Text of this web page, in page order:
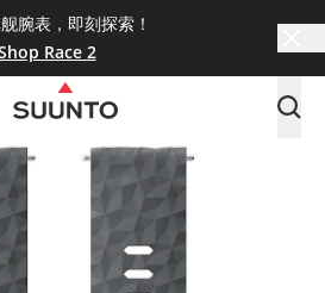
腕表，即刻探索！
Race 2